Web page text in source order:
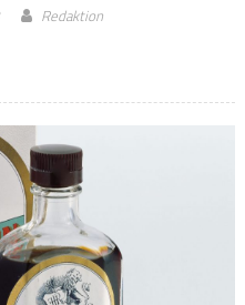
Redaktion